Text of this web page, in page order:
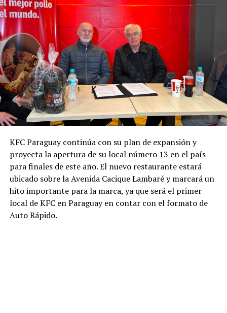
KFC Paraguay continúa con su plan de expansión y
proyecta la apertura de su local número 13 en el país
para finales de este año. El nuevo restaurante estará
ubicado sobre la Avenida Cacique Lambaré y marcará un
hito importante para la marca, ya que será el primer
local de KFC en Paraguay en contar con el formato de
Auto Rápido.